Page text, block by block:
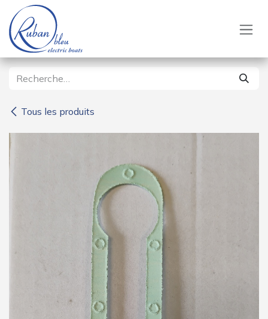
Se rendre au contenu
Tous les produits